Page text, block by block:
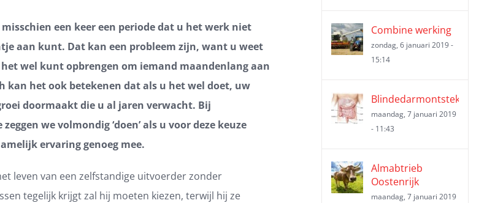
een keer een periode dat u het werk niet
aan kunt. Dat kan een probleem zijn, want u weet
wel kunt opbrengen om iemand maandenlang aan
kan het ook betekenen dat als u het wel doet, uw
doormaakt die u al jaren verwacht. Bij
we volmondig ‘doen’ als u voor deze keuze
ervaring genoeg mee.
leven van een zelfstandige uitvoerder zonder
tegelijk krijgt zal hij moeten kiezen, terwijl hij ze
Combine werking
zondag, 6 januari 2019 -
15:14
Blindedarmontsteking
maandag, 7 januari 2019
- 11:43
Almabtrieb
Oostenrijk
maandag, 7 januari 2019